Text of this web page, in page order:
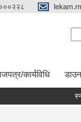
कार्यविधि